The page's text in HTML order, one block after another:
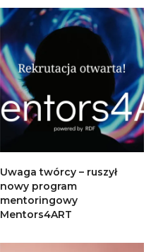
Uwaga twórcy – ruszył
nowy program
mentoringowy
Mentors4ART